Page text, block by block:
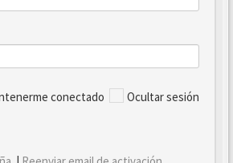
conectado Ocultar sesión